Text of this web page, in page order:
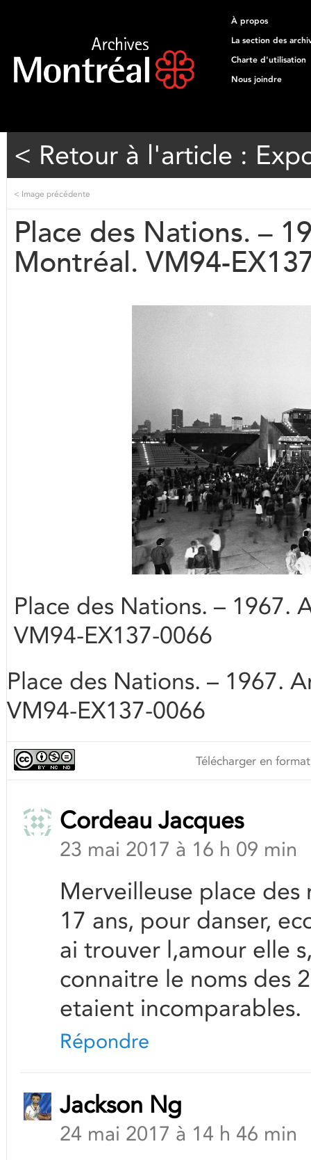
À propos
La section des
Charte d'utilisation
Nous joindre
< Retour à l'article :
< Image précédente
Place des Nations. –
Montréal. VM94-
Place des Nations. – 1967.
VM94-EX137-0066
Place des Nations. – 1967.
VM94-EX137-0066
Télécharger en
Cordeau Jacques
23 mai 2017 à 16 h 09 min
Merveilleuse place des
17 ans, pour danser,
ai trouver l,amour elle
connaitre le noms des
etaient incomparables.
Répondre
Jackson Ng
24 mai 2017 à 14 h 46 min